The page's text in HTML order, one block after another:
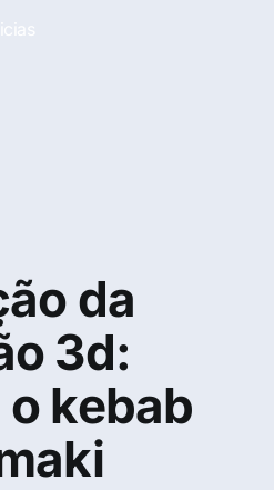
da
3d:
kebab